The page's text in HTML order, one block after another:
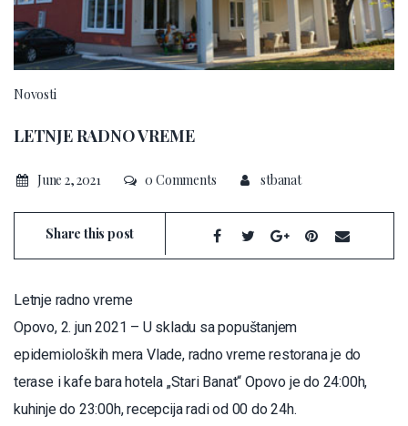
Novosti
LETNJE RADNO VREME
June 2, 2021 0 Comments stbanat
Share this post
Letnje radno vreme
Opovo, 2. jun 2021 – U skladu sa popuštanjem
epidemioloških mera Vlade, radno vreme restorana je do
terase i kafe bara hotela „Stari Banat“ Opovo je do 24:00h,
kuhinje do 23:00h, recepcija radi od 00 do 24h.